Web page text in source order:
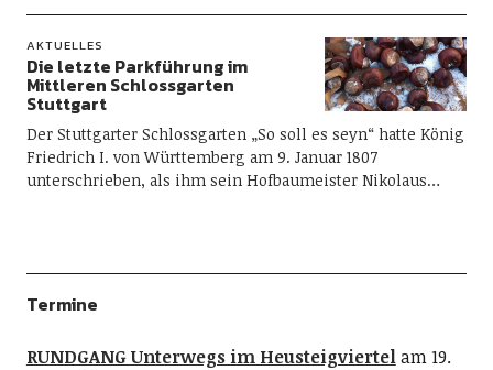
AKTUELLES
Die letzte Parkführung im
Mittleren Schlossgarten
Stuttgart
Der Stuttgarter Schlossgarten „So soll es seyn“ hatte König
Friedrich I. von Württemberg am 9. Januar 1807
unterschrieben, als ihm sein Hofbaumeister Nikolaus…
Termine
RUNDGANG Unterwegs im Heusteigviertelam 19.